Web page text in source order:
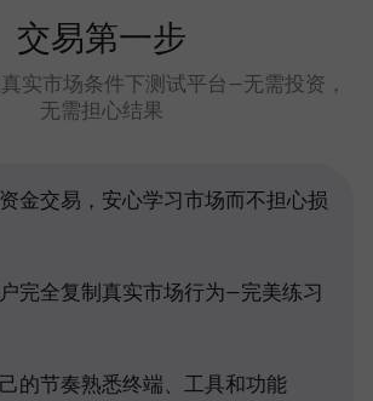
交易第一步
实市场条件下测试平台—无需投资，
无需担心结果
金交易，安心学习市场而不担心损
完全复制真实市场行为—完美练习
的节奏熟悉终端、工具和功能